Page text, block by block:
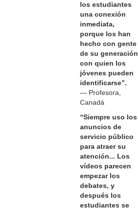
los estudiantes
una conexión
inmediata,
porque los han
hecho con gente
de su generación
con quien los
jóvenes pueden
identificarse”.
— Profesora,
Canadá
“Siempre uso los
anuncios de
servicio público
para atraer su
atención... Los
vídeos parecen
empezar los
debates, y
después los
estudiantes se